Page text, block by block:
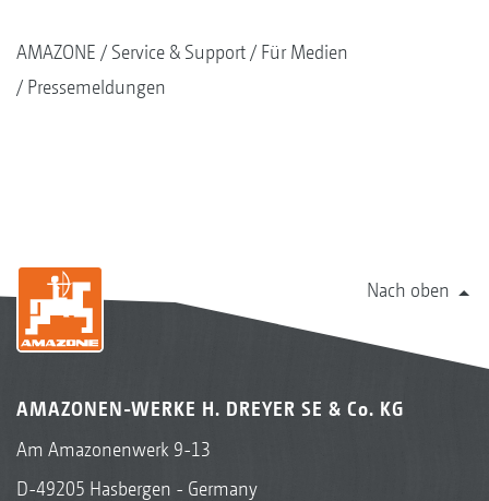
AMAZONE Service & Support
Für Medien
Pressemeldungen
Nach oben
AMAZONEN-WERKE H. DREYER SE & Co. KG
Am Amazonenwerk 9-13
D-49205 Hasbergen - Germany